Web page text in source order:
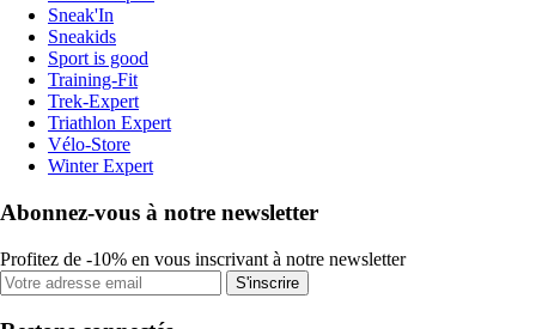
Sneak'In
Sneakids
Sport is good
Training-Fit
Trek-Expert
Triathlon Expert
Vélo-Store
Winter Expert
Abonnez-vous à notre newsletter
Profitez de -10% en vous inscrivant à notre newsletter
S'inscrire